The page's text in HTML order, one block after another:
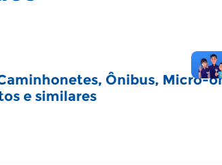
Ônibus, Micro-
e similares​